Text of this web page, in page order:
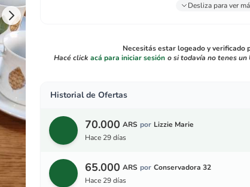
Desliza para ver
Necesitás estar logeado y verificado
Hacé click acá para iniciar sesión o si todavía no tenes un
Historial de Ofertas
70.000 ARS por Lizzie Marie
hace 29 días
65.000 ARS por Conservadora 32
hace 29 días